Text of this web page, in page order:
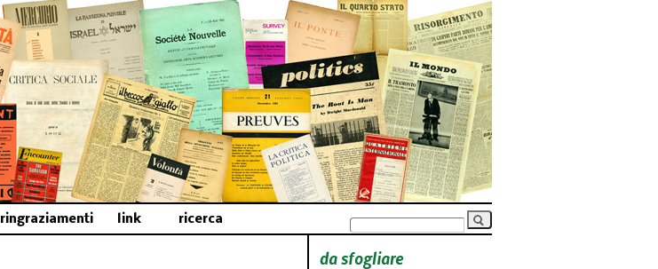
ringraziamenti link ricerca
da sfogliare